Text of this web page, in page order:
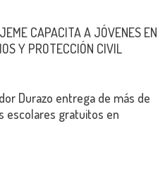
CAPACITA A JÓVENES EN
Y PROTECCIÓN CIVIL
Durazo entrega de más de
escolares gratuitos en